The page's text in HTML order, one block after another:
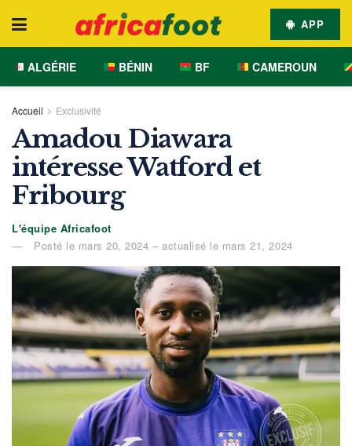
APP
ALGÉRIE BÉNIN BF CAMEROUN
Accueil Exclusivité
Amadou Diawara
intéresse Watford et
Fribourg
L'équipe Africafoot
Posté le mars 20, 2024 – actualisé le mars 21, 2024